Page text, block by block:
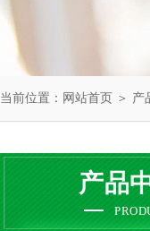
当前位置： 网站首页 ＞ 产
产品